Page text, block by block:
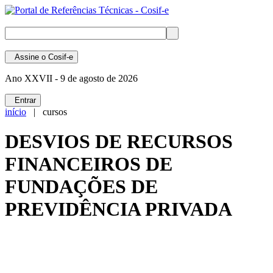
Assine o Cosif-e
Ano XXVII - 9 de agosto de 2026
Entrar
início | cursos
DESVIOS DE RECURSOS
FINANCEIROS DE
FUNDAÇÕES DE
PREVIDÊNCIA PRIVADA